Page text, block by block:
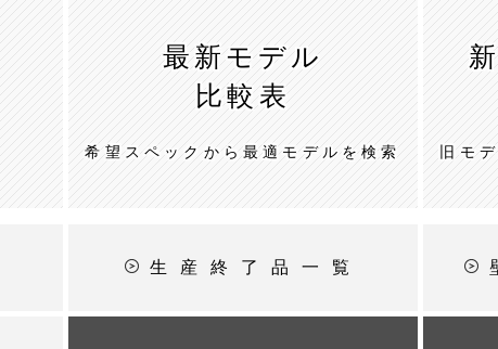
最新モデル
比較表
希望スペックから最適モデルを検索 旧モ
生産終了品一覧